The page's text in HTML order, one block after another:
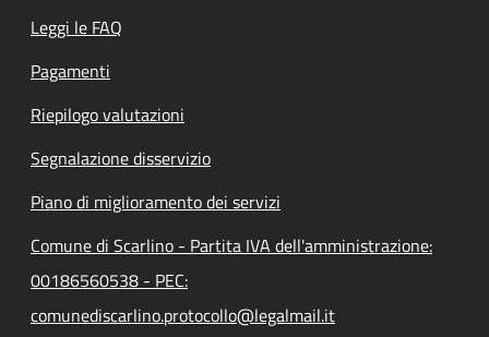
Leggi le FAQ
Pagamenti
Riepilogo valutazioni
Segnalazione disservizio
Piano di miglioramento dei servizi
Comune di Scarlino - Partita IVA dell'amministrazione:
00186560538 - PEC:
comunediscarlino.protocollo@legalmail.it